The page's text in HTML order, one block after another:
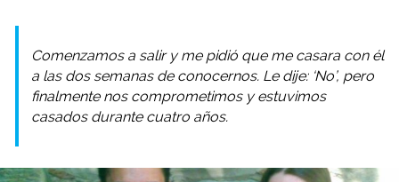
Comenzamos a salir y me pidió que me casara con él
a las dos semanas de conocernos. Le dije: ‘No’, pero
finalmente nos comprometimos y estuvimos
casados durante cuatro años.